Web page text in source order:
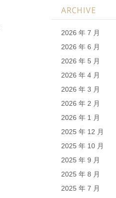
ARCHIVE
2026 年 7 月
2026 年 6 月
2026 年 5 月
2026 年 4 月
2026 年 3 月
2026 年 2 月
2026 年 1 月
2025 年 12 月
2025 年 10 月
2025 年 9 月
2025 年 8 月
2025 年 7 月